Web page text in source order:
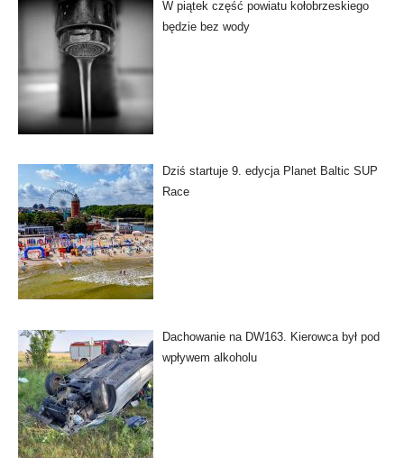
W piątek część powiatu kołobrzeskiego
będzie bez wody
Dziś startuje 9. edycja Planet Baltic SUP
Race
Dachowanie na DW163. Kierowca był pod
wpływem alkoholu